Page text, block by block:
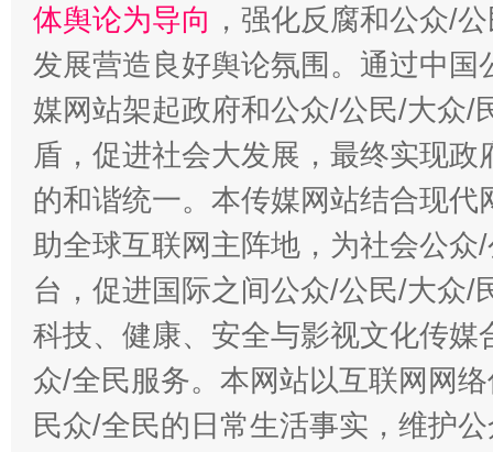
体舆论为导向 ，强化反腐和公众/
发展营造良好舆论氛围。通过中
媒网站架起政府和公众/公民/大众/
盾，促进社会大发展，最终实现
的和谐统一。本传媒网站结合现
助全球互联网主阵地，为社会公
台，促进国际之间公众/公民/大众/
科技、健康、安全与影视文化传
众/全民服务。本网站以互联网网
民众/全民的日常生活事实，维护